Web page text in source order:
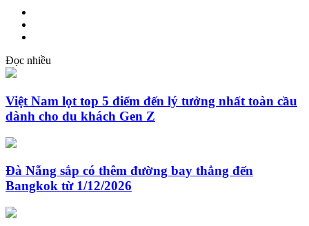
Đọc nhiều
Việt Nam lọt top 5 điểm đến lý tưởng nhất toàn cầu
dành cho du khách Gen Z
Đà Nẵng sắp có thêm đường bay thẳng đến
Bangkok từ 1/12/2026